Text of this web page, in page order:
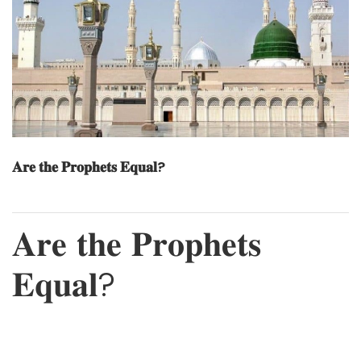
𝐀𝐫𝐞 𝐭𝐡𝐞 𝐏𝐫𝐨𝐩𝐡𝐞𝐭𝐬 𝐄𝐪𝐮𝐚𝐥?
𝐀𝐫𝐞 𝐭𝐡𝐞 𝐏𝐫𝐨𝐩𝐡𝐞𝐭𝐬
𝐄𝐪𝐮𝐚𝐥?